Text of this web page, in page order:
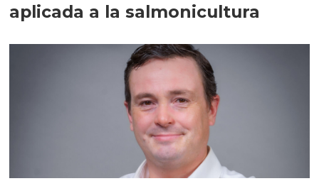
aplicada a la salmonicultura